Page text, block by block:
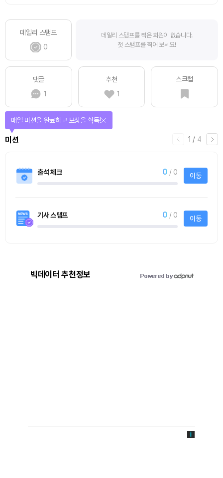
데일리 스탬프
0
데일리 스탬프를 찍은 회원이 없습니다.
첫 스탬프를 찍어 보세요!
댓글
1
추천
1
스크랩
1 / 4
미션
매일 미션을 완료하고 보상을 획득!
출석 체크 0 / 0 이동
기사 스탬프 0 / 0 이동
빅데이터 추천정보